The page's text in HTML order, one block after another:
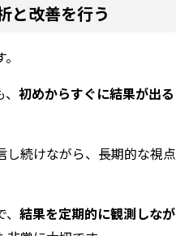
と改善を行う
初めからすぐに結果が出る
し続けながら、長期的な視点
結果を定期的に観測しなが